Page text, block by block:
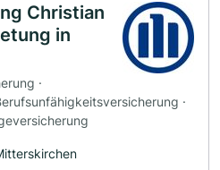
Christian
in
·
·